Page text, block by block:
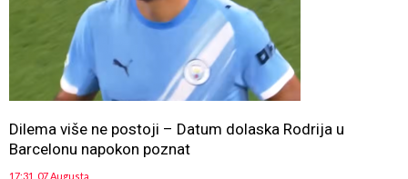
Dilema više ne postoji – Datum dolaska Rodrija u
Barcelonu napokon poznat
17:31, 07 Augusta